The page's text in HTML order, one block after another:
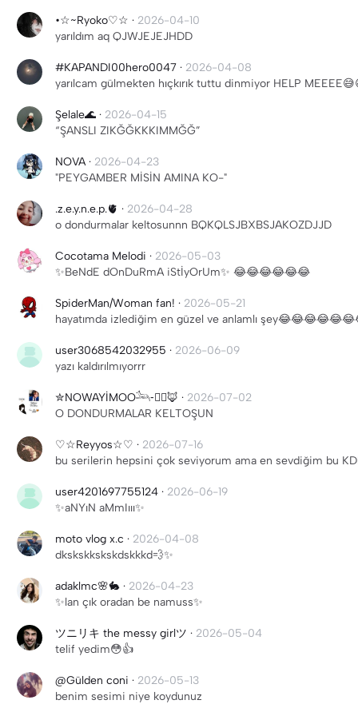
•☆~Ryoko♡☆ · 2026-04-10
yarıldım aq QJWJEJEJHDD
#KAPANDI00hero0047 · 2026-04-08
yarılcam gülmekten hıçkırık tuttu dinmiyor HELP
Şelale🌊 · 2026-04-15
“ŞANSLI ZIKĞĞKKKIMMĞĞ”
NOVA· 2026-04-23
"PEYGAMBER MİSİN AMINA KO-"
.z.e.y.n.e.p.🫀 · 2026-04-28
o dondurmalar keltosunnn BQKQLSJBXBSJAKOZDJJD
Cocotama Melodi · 2026-05-03
✨️BeNdE dOnDuRmA iStİyOrUm✨️ 😂😂😂😂😂😂
SpiderMan/Woman fan! · 2026-05-21
hayatımda izlediğim en güzel ve anlamlı
user3068542032955 · 2026-06-09
yazı kaldırılmıyorrr
✮NOWAYİMOO𓃢-⃝⃤🦊 · 2026-07-02
O DONDURMALAR KELTOŞUN
♡☆Reyyos☆♡ · 2026-07-16
bu serilerin hepsini çok seviyorum ama en sevdiğim bu
user4201697755124 · 2026-06-19
✨️aNYıN aMmIııı✨️
moto vlog x.c · 2026-04-08
dkskskkskskdskkkd💨✨
adaklmc🌸🐇 · 2026-04-23
✨lan çık oradan be namuss✨
ツニリキ the messy girlツ · 2026-05-04
telif yedim😳👍
@Gülden coni · 2026-05-13
benim sesimi niye koydunuz